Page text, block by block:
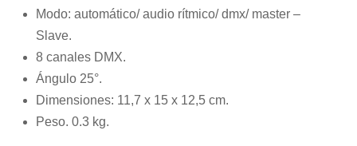
Modo: automático/ audio rítmico/ dmx/ master –
Slave.
8 canales DMX.
Ángulo 25°.
Dimensiones: 11,7 x 15 x 12,5 cm.
Peso. 0.3 kg.